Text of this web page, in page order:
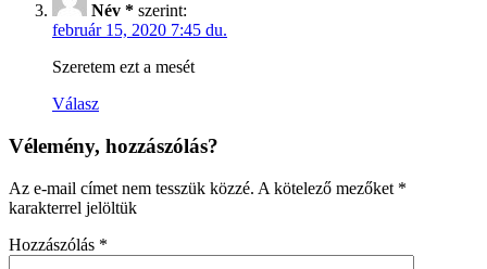
Név * szerint:
február 15, 2020 7:45 du.
Szeretem ezt a mesét
Válasz
Vélemény, hozzászólás?
Az e-mail címet nem tesszük közzé. A kötelező mezőket *
karakterrel jelöltük
Hozzászólás *